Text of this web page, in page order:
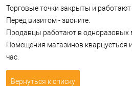
Торговые точки закрыты и
Перед визитом - звоните.
Продавцы работают в одноразовых
Помещения магазинов кварцуеться
час.
Вернуться к списку